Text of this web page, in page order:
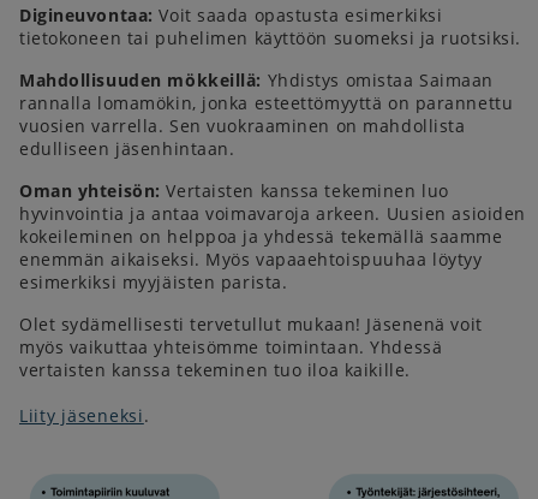
Digineuvontaa: Voit saada opastusta esimerkiksi
tietokoneen tai puhelimen käyttöön suomeksi ja ruotsiksi.
Mahdollisuuden mökkeillä: Yhdistys omistaa Saimaan
rannalla lomamökin, jonka esteettömyyttä on parannettu
vuosien varrella. Sen vuokraaminen on mahdollista
edulliseen jäsenhintaan.
Oman yhteisön: Vertaisten kanssa tekeminen luo
hyvinvointia ja antaa voimavaroja arkeen. Uusien asioiden
kokeileminen on helppoa ja yhdessä tekemällä saamme
enemmän aikaiseksi. Myös vapaaehtoispuuhaa löytyy
esimerkiksi myyjäisten parista.
Olet sydämellisesti tervetullut mukaan! Jäsenenä voit
myös vaikuttaa yhteisömme toimintaan. Yhdessä
vertaisten kanssa tekeminen tuo iloa kaikille.
Liity jäseneksi.